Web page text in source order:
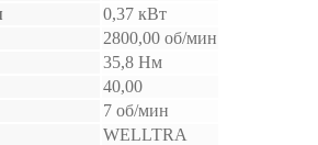
0,37 кВт
2800,00 об/мин
35,8 Нм
40,00
7 об/мин
WELLTRA